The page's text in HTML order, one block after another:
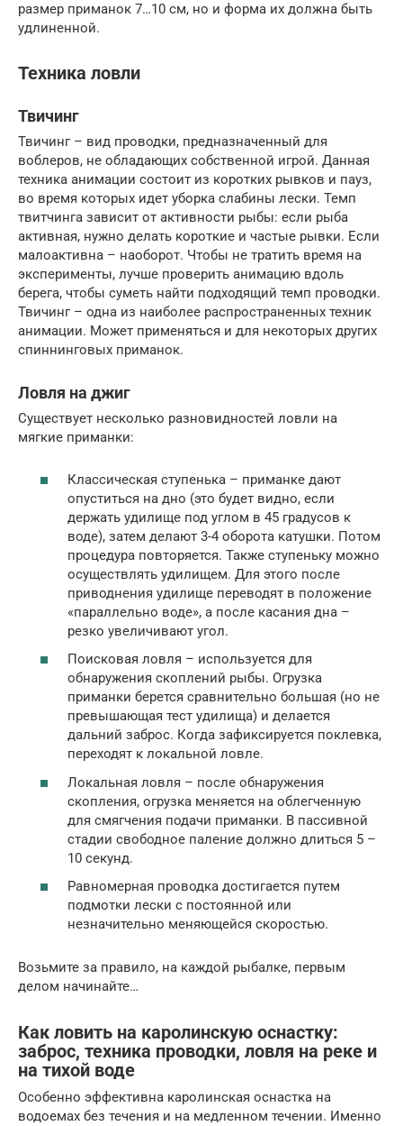
размер приманок 7…10 см, но и форма их должна быть
удлиненной.
Техника ловли
Твичинг
Твичинг – вид проводки, предназначенный для
воблеров, не обладающих собственной игрой. Данная
техника анимации состоит из коротких рывков и пауз,
во время которых идет уборка слабины лески. Темп
твитчинга зависит от активности рыбы: если рыба
активная, нужно делать короткие и частые рывки. Если
малоактивна – наоборот. Чтобы не тратить время на
эксперименты, лучше проверить анимацию вдоль
берега, чтобы суметь найти подходящий темп проводки.
Твичинг – одна из наиболее распространенных техник
анимации. Может применяться и для некоторых других
спиннинговых приманок.
Ловля на джиг
Существует несколько разновидностей ловли на
мягкие приманки:
Классическая ступенька – приманке дают
опуститься на дно (это будет видно, если
держать удилище под углом в 45 градусов к
воде), затем делают 3-4 оборота катушки. Потом
процедура повторяется. Также ступеньку можно
осуществлять удилищем. Для этого после
приводнения удилище переводят в положение
«параллельно воде», а после касания дна –
резко увеличивают угол.
Поисковая ловля – используется для
обнаружения скоплений рыбы. Огрузка
приманки берется сравнительно большая (но не
превышающая тест удилища) и делается
дальний заброс. Когда зафиксируется поклевка,
переходят к локальной ловле.
Локальная ловля – после обнаружения
скопления, огрузка меняется на облегченную
для смягчения подачи приманки. В пассивной
стадии свободное паление должно длиться 5 –
10 секунд.
Равномерная проводка достигается путем
подмотки лески с постоянной или
незначительно меняющейся скоростью.
Возьмите за правило, на каждой рыбалке, первым
делом начинайте…
Как ловить на каролинскую оснастку:
заброс, техника проводки, ловля на реке и
на тихой воде
Особенно эффективна каролинская оснастка на
водоемах без течения и на медленном течении. Именно